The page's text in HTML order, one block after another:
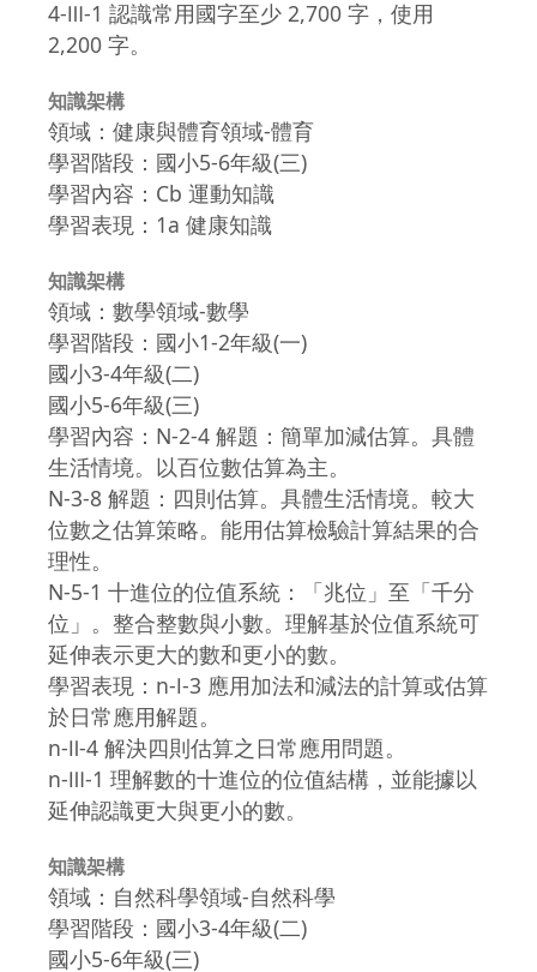
4-Ⅲ-1 認識常用國字至少 2,700 字，使用
2,200 字。
知識架構
領域：健康與體育領域-體育
學習階段：國小5-6年級(三)
學習內容：Cb 運動知識
學習表現：1a 健康知識
知識架構
領域：數學領域-數學
學習階段：國小1-2年級(一)
國小3-4年級(二)
國小5-6年級(三)
學習內容：N-2-4 解題：簡單加減估算。具體
生活情境。以百位數估算為主。
N-3-8 解題：四則估算。具體生活情境。較大
位數之估算策略。能用估算檢驗計算結果的合
理性。
N-5-1 十進位的位值系統：「兆位」至「千分
位」。整合整數與小數。理解基於位值系統可
延伸表示更大的數和更小的數。
學習表現：n-Ⅰ-3 應用加法和減法的計算或估算
於日常應用解題。
n-Ⅱ-4 解決四則估算之日常應用問題。
n-Ⅲ-1 理解數的十進位的位值結構，並能據以
延伸認識更大與更小的數。
知識架構
領域：自然科學領域-自然科學
學習階段：國小3-4年級(二)
國小5-6年級(三)